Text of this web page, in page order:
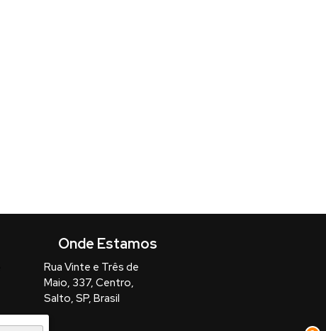
Rua Vinte e Três de
Maio, 337, Centro,
Salto, SP, Brasil